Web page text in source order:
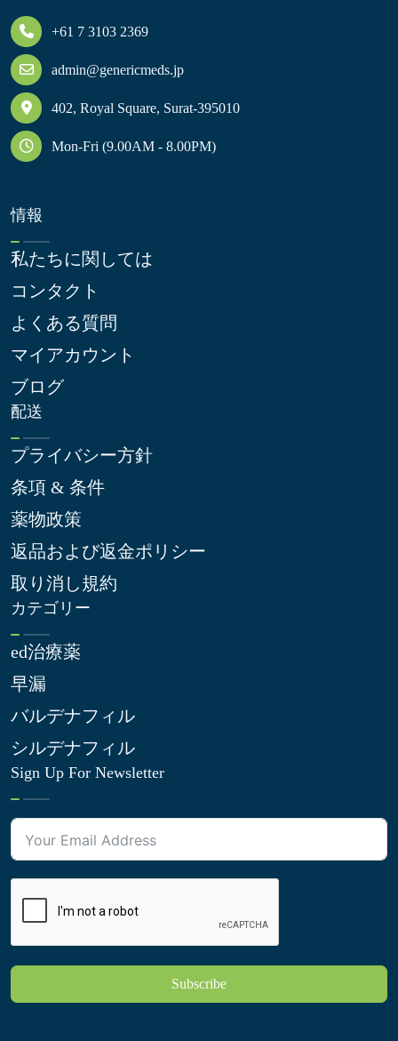
+61 7 3103 2369
admin@genericmeds.jp
402, Royal Square, Surat-395010
Mon-Fri (9.00AM - 8.00PM)
情報
私たちに関しては
コンタクト
よくある質問
マイアカウント
ブログ
配送
プライバシー方針
条項 & 条件
薬物政策
返品および返金ポリシー
取り消し規約
カテゴリー
ed治療薬
早漏
バルデナフィル
シルデナフィル
Sign Up For Newsletter
Subscribe